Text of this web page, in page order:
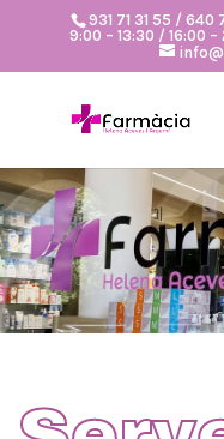
931 71 31 55 /
9:00 – 13:30 / 16:00